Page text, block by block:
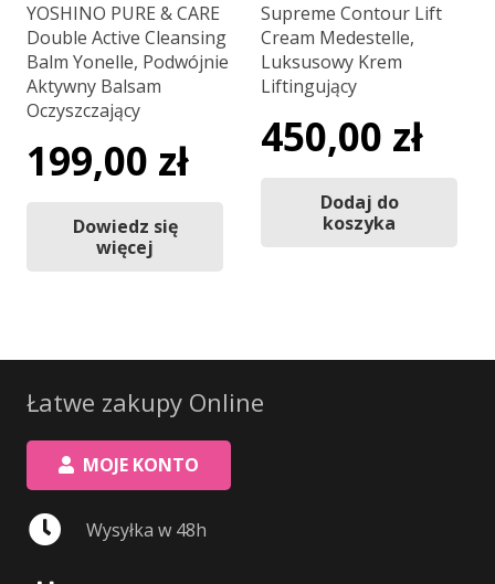
YOSHINO PURE & CARE
Double Active Cleansing
Balm Yonelle, Podwójnie
Aktywny Balsam
Oczyszczający
199,00 zł
Dowiedz się
więcej
Supreme Contour Lift
Cream Medestelle,
Luksusowy Krem
Liftingujący
450,00 zł
Dodaj do
koszyka
Łatwe zakupy Online
MOJE KONTO
Wysyłka w 48h